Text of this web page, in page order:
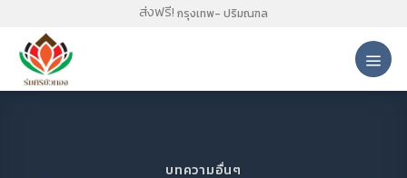
content
ส่งฟรี! กรุงเทพ- ปริมณฑล
บทความอื่นๆ